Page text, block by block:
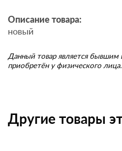
Описание товара:
новый
Данный товар является бывшим
приобретён у физического лица.
Другие товары